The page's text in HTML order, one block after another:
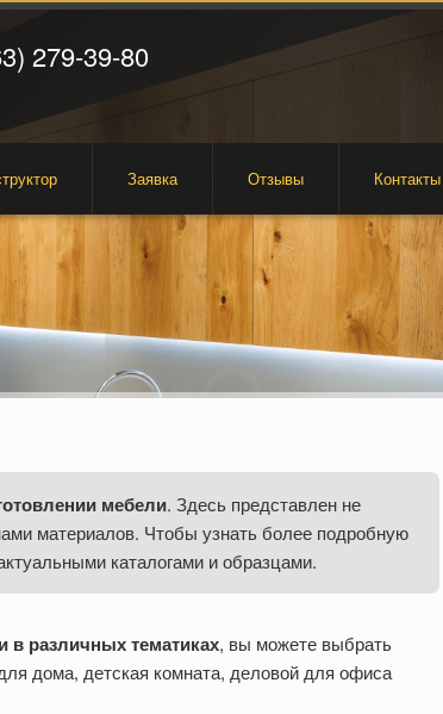
279-39-80
Заявка Отзывы Контакты
мебели. Здесь представлен не
материалов. Чтобы узнать более подробную
каталогами и образцами.
в различных тематиках, вы можете выбрать
дома, детская комната, деловой для офиса